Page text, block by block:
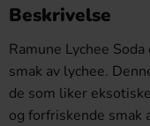
Beskrivelse
Ramune Lychee
smak av lychee.
de som liker
og forfriskende smak